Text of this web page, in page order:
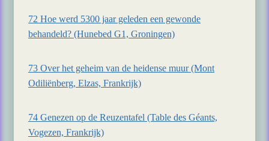
72 Hoe werd 5300 jaar geleden een gewonde
behandeld? (Hunebed G1, Groningen)
73 Over het geheim van de heidense muur (Mont
Odiliënberg, Elzas, Frankrijk)
74 Genezen op de Reuzentafel (Table des Géants,
Vogezen, Frankrijk)